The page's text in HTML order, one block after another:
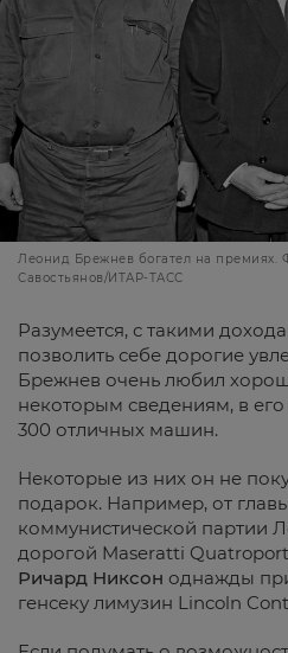
Леонид Брежнев богател на премиях.
Савостьянов/ИТАР-ТАСС
Разумеется, с такими
позволить себе дорогие
Брежнев очень любил
некоторым сведениям, в его
300 отличных машин.
Некоторые из них он не
подарок. Например, от
коммунистической партии
дорогой Maseratti
Ричард Никсон однажды
генсеку лимузин Lincoln